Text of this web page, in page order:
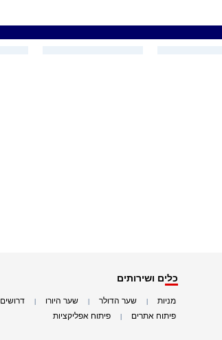
כלים ושירותים
מניות שער הדולר שער היורו דרושים
פיתוח אתרים פיתוח אפליקציות